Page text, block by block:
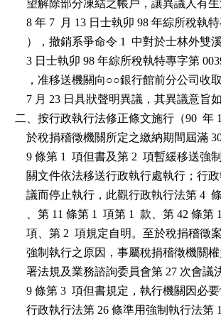
望解除部分凍結之帳戶，讓異議人有
8 年 7  月 13 日士執卯 98 年綜所稅
），撤銷系爭命令 1  中對於士林外雙
3 日士執卯 98 年綜所稅執特專字第
，准移送機關向○○銀行館前分公司收
7 月 23 日具狀聲明異議，其異議意
二、按行政執行法修正條文施行（90  年
於稅捐稽徵機關所定之繳納期間屆滿
9 條第 1  項但書及第 2  項暫緩移
關文件依法移送行政執行處執行；行
議而停止執行，此觀行政執行法第 4
、第 11 條第 1  項第 1  款、第 42 條
項、第 2  項規定自明。至於稅捐稽
強制執行之原因，事屬稅捐稽徵機關
署法規及業務諮詢委員會第 27 次會
9 條第 3  項但書規定，執行機關因
行政執行法第 26 條準用強制執行法